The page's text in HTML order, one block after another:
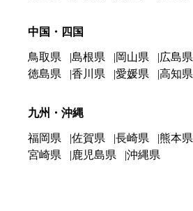
中国・四国
鳥取県 島根県 岡山県 広島県
徳島県
香川県 愛媛県 高知県
九州・沖縄
福岡県 佐賀県 長崎県 熊本県
宮崎県
鹿児島県 沖縄県